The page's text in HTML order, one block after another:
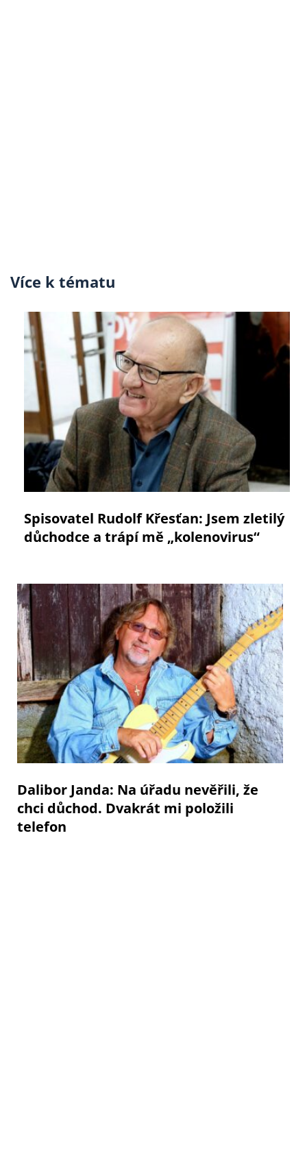
Více k tématu
Spisovatel Rudolf Křesťan: Jsem zletilý
důchodce a trápí mě „kolenovirus“
Dalibor Janda: Na úřadu nevěřili, že
chci důchod. Dvakrát mi položili
telefon